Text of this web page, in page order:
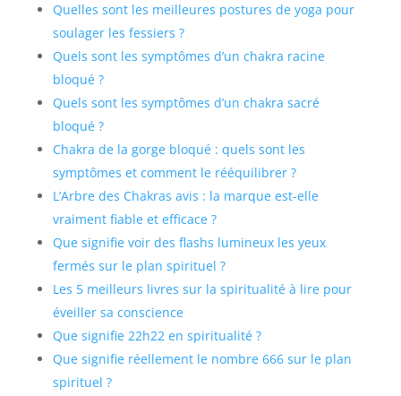
Quelles sont les meilleures postures de yoga pour
soulager les fessiers ?
Quels sont les symptômes d’un chakra racine
bloqué ?
Quels sont les symptômes d’un chakra sacré
bloqué ?
Chakra de la gorge bloqué : quels sont les
symptômes et comment le rééquilibrer ?
L’Arbre des Chakras avis : la marque est-elle
vraiment fiable et efficace ?
Que signifie voir des flashs lumineux les yeux
fermés sur le plan spirituel ?
Les 5 meilleurs livres sur la spiritualité à lire pour
éveiller sa conscience
Que signifie 22h22 en spiritualité ?
Que signifie réellement le nombre 666 sur le plan
spirituel ?